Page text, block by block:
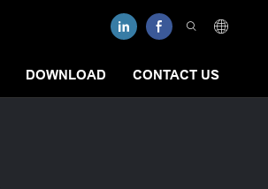
DOWNLOAD CONTACT US